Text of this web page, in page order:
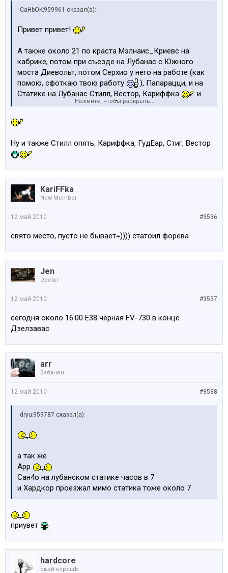
CaHbOK;959961 сказал(а):
Привет привет!
А также около 21 по краста Мэлнаис_Криевс на
кабрике, потом при съезде на Лубанас с Южного
моста Диевольт, потом Серхио у него на работе (как
помою, сфоткаю твою работу
), Папарацци, и на
Статике на Лубанас Стилл, Вестор, Кариффка
и
еще кто-то на белой е39.Нажмите, чтобы раскрыть...
Ну и также Стилл опять, Кариффка, ГудЕар, Стиг, Вестор
KariFFka
New Member
#3536
12 май 2010
свято место, пусто не бывает=)))) статоил форева
Jen
Doctor
#3537
12 май 2010
сегодня около 16:00 E38 чёрная FV-730 в конце
Дзелзавас
arr
Забанен
#3538
12 май 2010
dryu;959787 сказал(а):
а так же
Арр
Сан4о на лубанском статике часов в 7
и Хардкор проезжал мимо статика тоже около 7
приувет
hardcore
свой корешЪ